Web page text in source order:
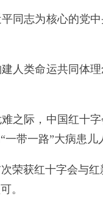
同志为核心的党
人类命运共同体
之际，中国红十
一带一路”大病患
次荣获红十字会与
。